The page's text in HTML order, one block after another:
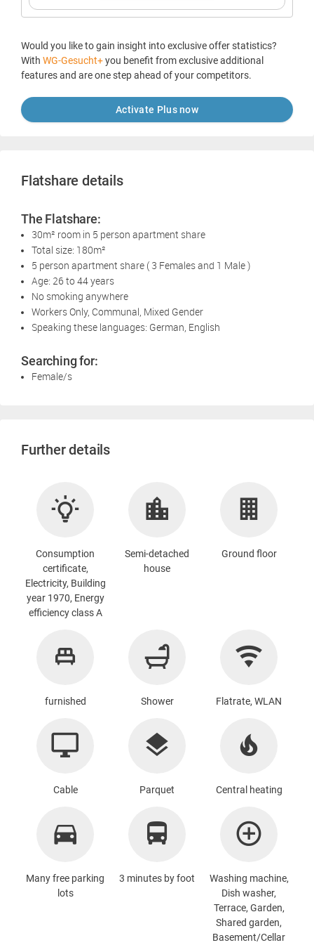
Would you like to gain insight into exclusive offer statistics?
With WG-Gesucht+you benefit from exclusive additional
features and are one step ahead of your competitors.
Activate Plus now
Flatshare details
The Flatshare:
30m² room in 5 person apartment share
Total size: 180m²
5 person apartment share ( 3 Females and 1 Male )
Age: 26 to 44 years
No smoking anywhere
Workers Only, Communal, Mixed Gender
Speaking these languages: German, English
Searching for:
Female/s
Further details
Consumption
certificate,
Electricity, Building
year 1970, Energy
efficiency class A
Semi-detached
house
Ground floor
furnished Shower Flatrate, WLAN
Cable Parquet Central heating
Many free parking
lots
3 minutes by foot Washing machine,
Dish washer,
Terrace, Garden,
Shared garden,
Basement/Cellar